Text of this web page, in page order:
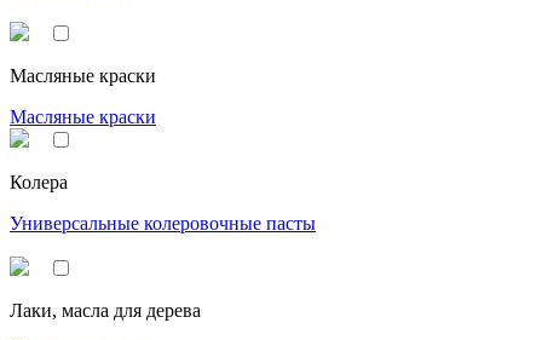
Масляные краски
Масляные краски
Колера
Универсальные колеровочные пасты
Лаки, масла для дерева